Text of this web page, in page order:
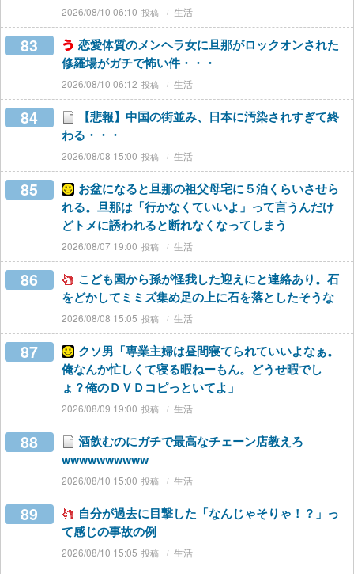
2026/08/10 06:10 生活
83
恋愛体質のメンヘラ女に旦那がロックオンされた
修羅場がガチで怖い件・・・
2026/08/10 06:12 生活
84
【悲報】中国の街並み、日本に汚染されすぎて終
わる・・・
2026/08/08 15:00 生活
85
お盆になると旦那の祖父母宅に５泊くらいさせら
れる。旦那は「行かなくていいよ」って言うんだけ
どトメに誘われると断れなくなってしまう
2026/08/07 19:00 生活
86
こども園から孫が怪我した迎えにと連絡あり。石
をどかしてミミズ集め足の上に石を落としたそうな
2026/08/08 15:05 生活
87
クソ男「専業主婦は昼間寝てられていいよなぁ。
俺なんか忙しくて寝る暇ねーもん。どうせ暇でし
ょ？俺のＤＶＤコピっといてよ」
2026/08/09 19:00 生活
88
酒飲むのにガチで最高なチェーン店教えろ
wwwwwwwwww
2026/08/10 15:00 生活
89
自分が過去に目撃した「なんじゃそりゃ！？」っ
て感じの事故の例
2026/08/10 15:05 生活